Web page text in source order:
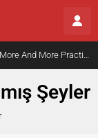
2. Sınıf İngilizce Ders Kitabı Cevapları More And More Practice Book Kurmay Elt Sayfa 30
Şeyler